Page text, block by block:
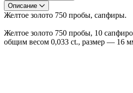
Описание
Желтое золото 750 пробы, сапфиры.
Желтое золото 750 пробы, 10
общим весом 0,033 ct., размер — 16